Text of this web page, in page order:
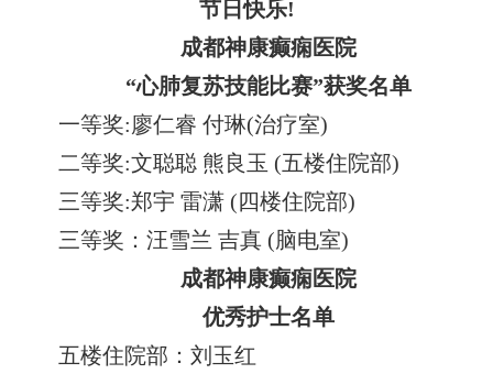
节日快乐!
成都神康癫痫医院
“心肺复苏技能比赛”获奖名单
一等奖:廖仁睿 付琳(治疗室)
二等奖:文聪聪 熊良玉 (五楼住院部)
三等奖:郑宇 雷潇 (四楼住院部)
三等奖：汪雪兰 吉真 (脑电室)
成都神康癫痫医院
优秀护士名单
五楼住院部：刘玉红